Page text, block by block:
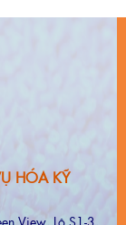
HÓA KỸ
View, Lô S1-3,